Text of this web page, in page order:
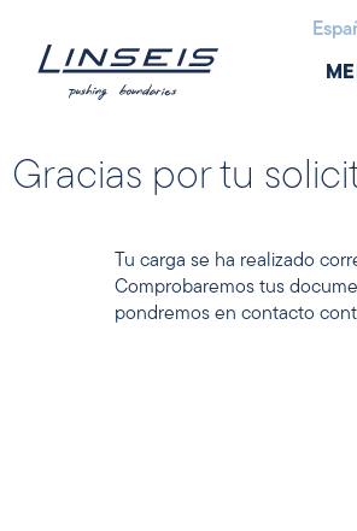
Gracias por tu
Tu carga se ha realizado
Comprobaremos tus
pondremos en contacto